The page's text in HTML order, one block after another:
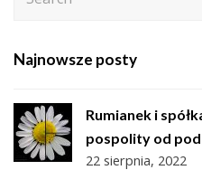
Najnowsze posty
Rumianek i
pospolity od
22 sierpnia, 2022